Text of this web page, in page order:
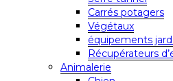
Carrés potagers
Végétaux
équipements
Récupérateurs
Animalerie